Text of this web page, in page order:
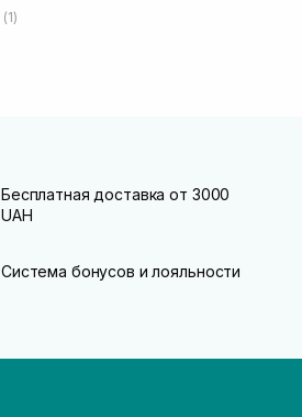
(1)
Бесплатная доставка от 3000
UAH
Система бонусов и лояльности